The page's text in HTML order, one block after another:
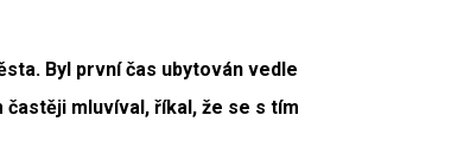
Byl první čas ubytován vedle
mluvíval, říkal, že se s tím